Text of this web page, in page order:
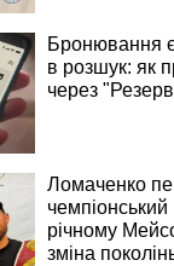
Бронювання
в розшук: як
через
Ломаченко
річному
зміна